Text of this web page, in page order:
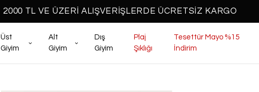
2000 TL VE ÜZERİ ALIŞVERİŞLERDE ÜCRETSİZ KARGO
Üst
Giyim
Alt
Giyim
Dış
Giyim
Plaj
Şıklığı
Tesettür Mayo %15
İndirim